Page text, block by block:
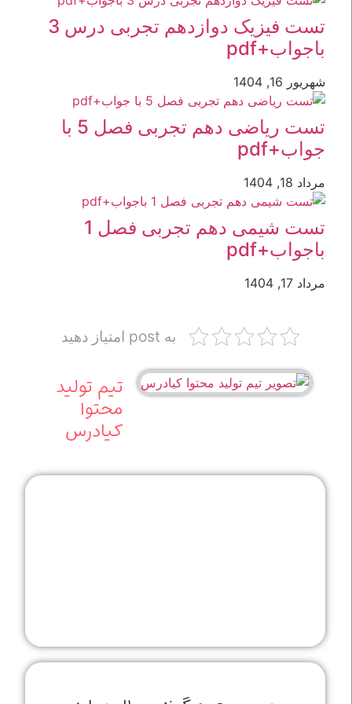
تست فیزیک دوازدهم تجربی درس 3
تست ریاضی دهم تجربی فصل 5 با
تست شیمی دهم تجربی فصل 1
به post امتیاز دهید
تیم تولید